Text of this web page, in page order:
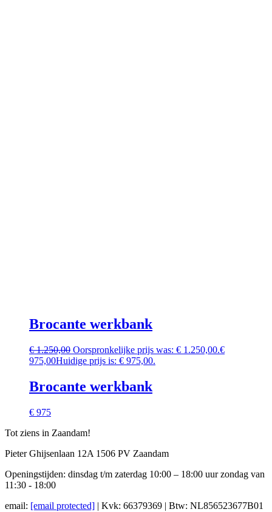
Brocante werkbank
€1.250,00 Oorspronkelijke prijs was: € 1.250,00.€
975,00Huidige prijs is: € 975,00.
Brocante werkbank
€ 975
Tot ziens in Zaandam!
Pieter Ghijsenlaan 12A 1506 PV Zaandam
Openingstijden: dinsdag t/m zaterdag 10:00 – 18:00 uur zondag van
11:30 - 18:00
email: [email protected] | Kvk: 66379369 | Btw: NL856523677B01